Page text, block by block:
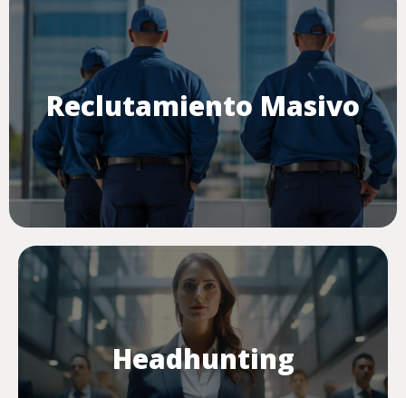
Reclutamiento Masivo
Headhunting